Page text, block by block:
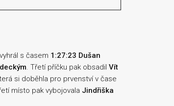
vyhrál s časem 1:27:23 Dušan
. Třetí příčku pak obsadil Vít
si doběhla pro prvenství v čase
místo pak vybojovala Jindřiška